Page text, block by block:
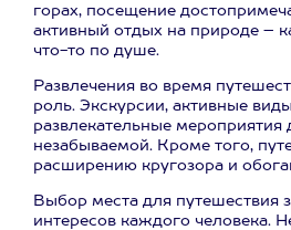
горах, посещение
активный отдых на природе –
что-то по душе.
Развлечения во время
роль. Экскурсии, активные
развлекательные мероприятия
незабываемой. Кроме того,
расширению кругозора и
Выбор места для путешествия
интересов каждого человека.